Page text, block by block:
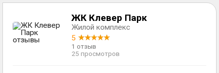
ЖК Клевер Парк
Жилой комплекс
5
1 отзыв
25 просмотров